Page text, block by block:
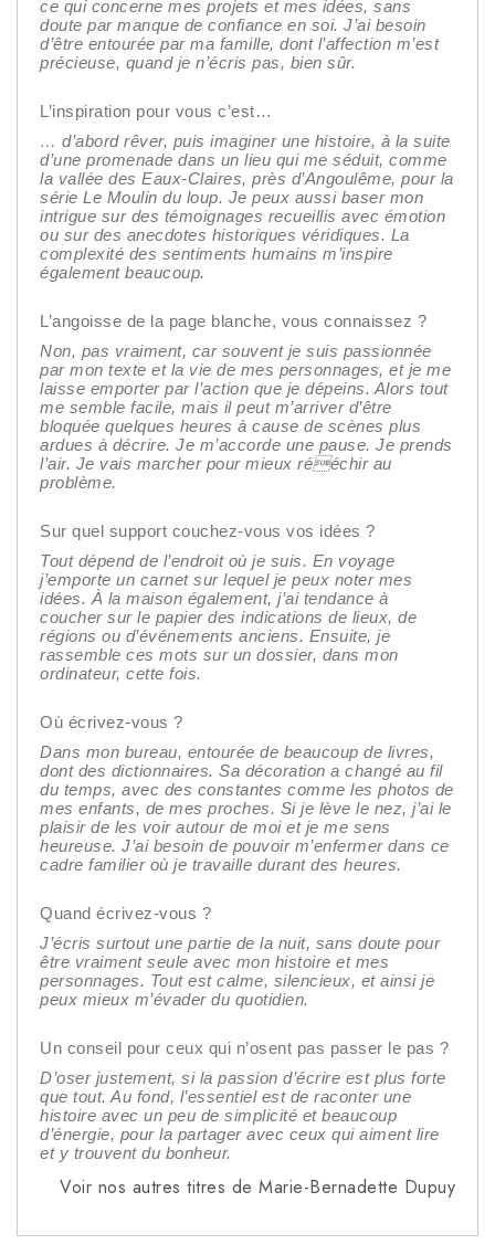
ce qui concerne mes projets et mes idées, sans
doute par manque de confiance en soi. J’ai besoin
d’être entourée par ma famille, dont l’affection m’est
précieuse, quand je n’écris pas, bien sûr.
L’inspiration pour vous c’est…
… d’abord rêver, puis imaginer une histoire, à la suite
d’une promenade dans un lieu qui me séduit, comme
la vallée des Eaux-Claires, près d’Angoulême, pour la
série Le Moulin du loup. Je peux aussi baser mon
intrigue sur des témoignages recueillis avec émotion
ou sur des anecdotes historiques véridiques. La
complexité des sentiments humains m’inspire
également beaucoup.
L’angoisse de la page blanche, vous connaissez ?
Non, pas vraiment, car souvent je suis passionnée
par mon texte et la vie de mes personnages, et je me
laisse emporter par l’action que je dépeins. Alors tout
me semble facile, mais il peut m’arriver d’être
bloquée quelques heures à cause de scènes plus
ardues à décrire. Je m’accorde une pause. Je prends
l’air. Je vais marcher pour mieux rééchir au
problème.
Sur quel support couchez-vous vos idées ?
Tout dépend de l’endroit où je suis. En voyage
j’emporte un carnet sur lequel je peux noter mes
idées. À la maison également, j’ai tendance à
coucher sur le papier des indications de lieux, de
régions ou d’événements anciens. Ensuite, je
rassemble ces mots sur un dossier, dans mon
ordinateur, cette fois.
Où écrivez-vous ?
Dans mon bureau, entourée de beaucoup de livres,
dont des dictionnaires. Sa décoration a changé au fil
du temps, avec des constantes comme les photos de
mes enfants, de mes proches. Si je lève le nez, j’ai le
plaisir de les voir autour de moi et je me sens
heureuse. J’ai besoin de pouvoir m’enfermer dans ce
cadre familier où je travaille durant des heures.
Quand écrivez-vous ?
J’écris surtout une partie de la nuit, sans doute pour
être vraiment seule avec mon histoire et mes
personnages. Tout est calme, silencieux, et ainsi je
peux mieux m’évader du quotidien.
Un conseil pour ceux qui n’osent pas passer le pas ?
D’oser justement, si la passion d’écrire est plus forte
que tout. Au fond, l’essentiel est de raconter une
histoire avec un peu de simplicité et beaucoup
d’énergie, pour la partager avec ceux qui aiment lire
et y trouvent du bonheur.
Voir nos autres titres de Marie-Bernadette Dupuy